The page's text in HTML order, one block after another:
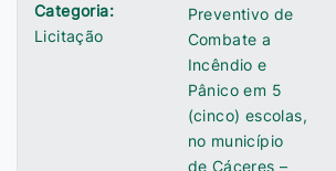
Categoria:
Licitação
Preventivo de
Combate a
Incêndio e
Pânico em 5
(cinco) escolas,
no município
de Cáceres –